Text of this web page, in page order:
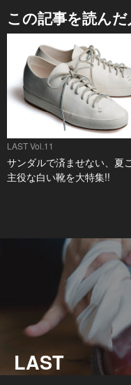
この記事を読ん
LAST Vol.11
サンダルで済ませない、夏
主役な白い靴を大特集!!
LAST